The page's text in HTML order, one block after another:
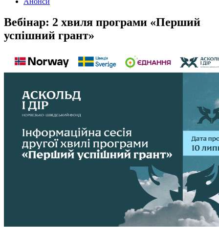
Вебінар: 2 хвиля програми «Перший
успішний грант»